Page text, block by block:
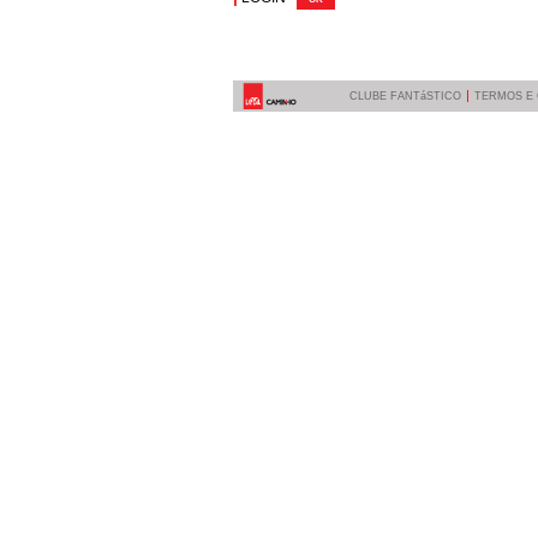
CLUBE FANTáSTICO TERMOS E